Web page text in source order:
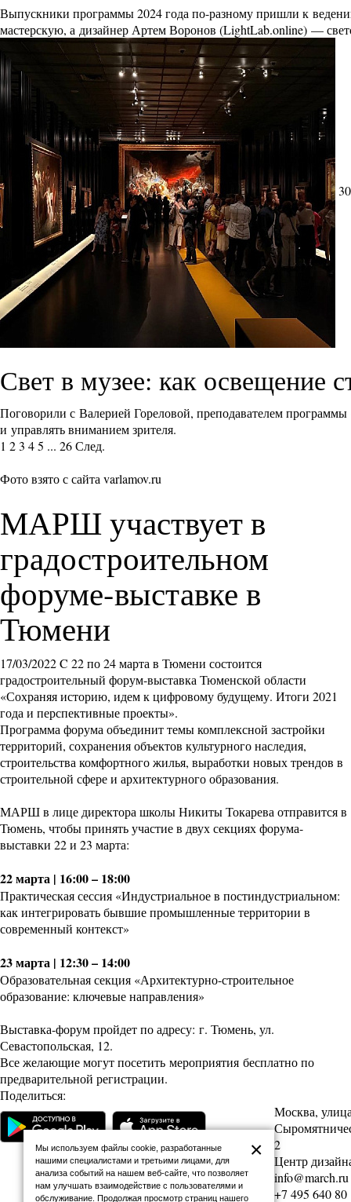
Выпускники программы 2024 года по-разному пришли к
мастерскую, а дизайнер Артем Воронов (LightLab.online) —
Свет в музее: как освещение
Поговорили с Валерией Гореловой, преподавателем программы
и управлять вниманием зрителя.
1 23 45 ... 26След.
Фото взято с сайта varlamov.ru
МАРШ участвует в
градостроительном
форуме-выставке в
Тюмени
17/03/2022C 22 по 24 марта в Тюмени состоится
градостроительный форум-выставка Тюменской области
«Сохраняя историю, идем к цифровому будущему. Итоги 2021
года и перспективные проекты».
Программа форума объединит темы комплексной застройки
территорий, сохранения объектов культурного наследия,
строительства комфортного жилья, выработки новых трендов в
строительной сфере и архитектурного образования.
МАРШ в лице директора школы Никиты Токарева отправится в
Тюмень, чтобы принять участие в двух секциях форума-
выставки 22 и 23 марта:
22 марта | 16:00 – 18:00
Практическая сессия «Индустриальное в постиндустриальном:
как интегрировать бывшие промышленные территории в
современный контекст»
23 марта | 12:30 – 14:00
Образовательная секция «Архитектурно-строительное
образование: ключевые направления»
Выставка-форум пройдет по адресу: г. Тюмень, ул.
Севастопольская, 12.
Все желающие могут посетить мероприятия бесплатнопо
предварительной регистрации.
Поделиться:
Москва,
2
Центр
info@march.ru
+7 495 640 80
×
Мы используем файлы cookie, разработанные
нашими специалистами и третьими лицами, для
анализа событий на нашем веб-сайте, что позволяет
нам улучшать взаимодействие с пользователями и
обслуживание. Продолжая просмотр страниц нашего